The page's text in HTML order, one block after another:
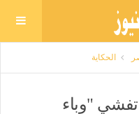
الحكاية
"وباء